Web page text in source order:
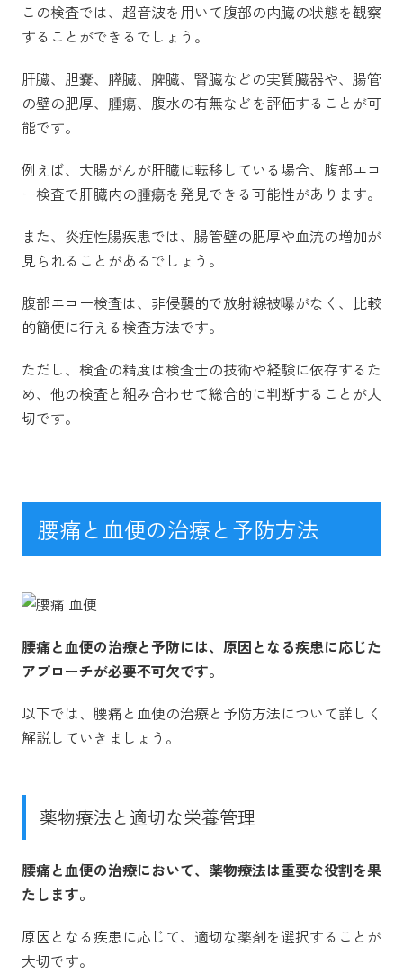
この検査では、超音波を用いて腹部の内臓の状態を観察
することができるでしょう。
肝臓、胆嚢、膵臓、脾臓、腎臓などの実質臓器や、腸管
の壁の肥厚、腫瘍、腹水の有無などを評価することが可
能です。
例えば、大腸がんが肝臓に転移している場合、腹部エコ
ー検査で肝臓内の腫瘍を発見できる可能性があります。
また、炎症性腸疾患では、腸管壁の肥厚や血流の増加が
見られることがあるでしょう。
腹部エコー検査は、非侵襲的で放射線被曝がなく、比較
的簡便に行える検査方法です。
ただし、検査の精度は検査士の技術や経験に依存するた
め、他の検査と組み合わせて総合的に判断することが大
切です。
腰痛と血便の治療と予防方法
腰痛と血便の治療と予防には、原因となる疾患に応じた
アプローチが必要不可欠です。
以下では、腰痛と血便の治療と予防方法について詳しく
解説していきましょう。
薬物療法と適切な栄養管理
腰痛と血便の治療において、薬物療法は重要な役割を果
たします。
原因となる疾患に応じて、適切な薬剤を選択することが
大切です。